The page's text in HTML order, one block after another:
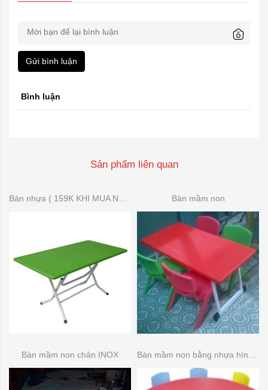
Gửi bình luận
Bình luận
Sản phẩm liên quan
Bàn mầm non
Bàn mầm non chân INOX